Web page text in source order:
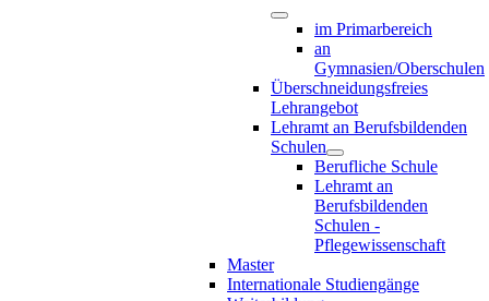
im Primarbereich
an
Gymnasien/Oberschulen
Überschneidungsfreies
Lehrangebot
Lehramt an Berufsbildenden
Schulen
Berufliche Schule
Lehramt an
Berufsbildenden
Schulen -
Pflegewissenschaft
Master
Internationale Studiengänge